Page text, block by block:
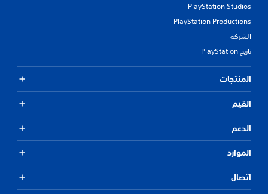
PlayStation Studios
PlayStation Productions
الشركة
تاريخ PlayStation
المنتجات
القيم
الدعم
الموارد
اتصال